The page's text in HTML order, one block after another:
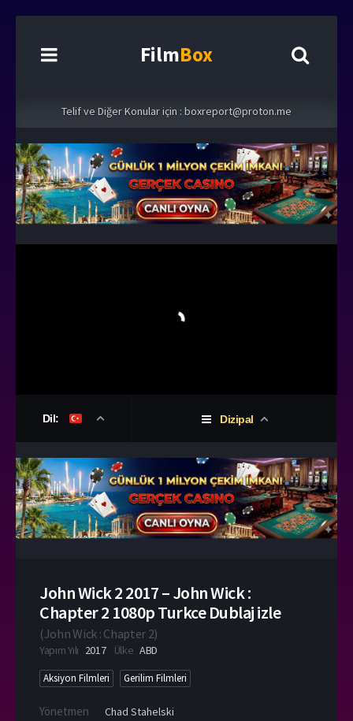
FilmBox
Telif ve Diğer Konular için : boxreport@proton.me
Dil: Dizipal
John Wick 2 2017 – John Wick :
Chapter 2 1080p Turkce Dublaj izle
(John Wick : Chapter 2)
Yapım Yılı 2017 Ülke ABD
Aksiyon Filmleri Gerilim Filmleri
Yönetmen Chad Stahelski